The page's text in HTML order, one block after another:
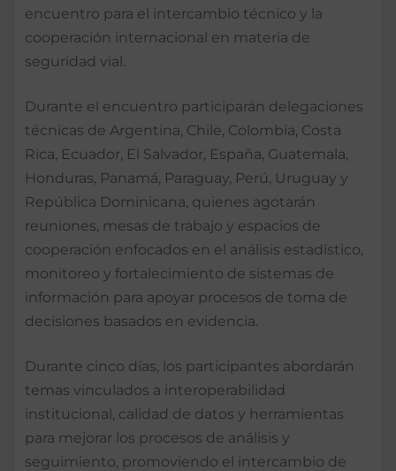
encuentro para el intercambio técnico y la
cooperación internacional en materia de
seguridad vial.
Durante el encuentro participarán delegaciones
técnicas de Argentina, Chile, Colombia, Costa
Rica, Ecuador, El Salvador, España, Guatemala,
Honduras, Panamá, Paraguay, Perú, Uruguay y
República Dominicana, quienes agotarán
reuniones, mesas de trabajo y espacios de
cooperación enfocados en el análisis estadístico,
monitoreo y fortalecimiento de sistemas de
información para apoyar procesos de toma de
decisiones basados en evidencia.
Durante cinco días, los participantes abordarán
temas vinculados a interoperabilidad
institucional, calidad de datos y herramientas
para mejorar los procesos de análisis y
seguimiento, promoviendo el intercambio de